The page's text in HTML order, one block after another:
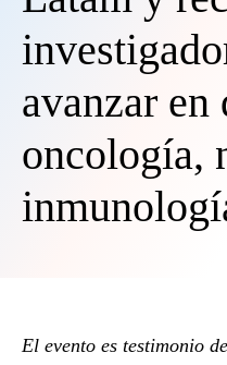
avanzar en
oncología,
El evento es testimonio